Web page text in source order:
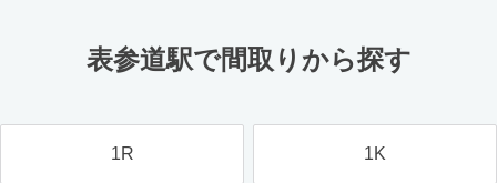
表参道駅で間取りから探す
1R 1K